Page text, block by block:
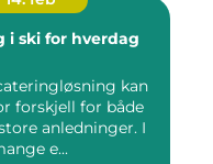
i ski for hverdag
kan
forskjell for både
anledninger. I
e...